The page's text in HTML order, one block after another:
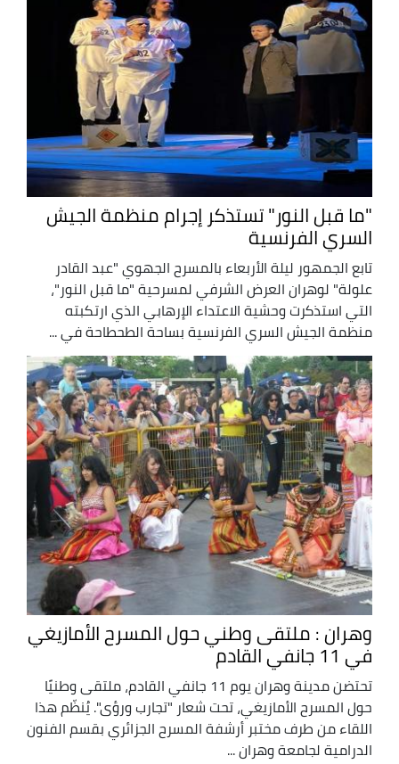
"ما قبل النور" تستذكر إجرام منظمة الجيش
السري الفرنسية
تابع الجمهور ليلة الأربعاء بالمسرح الجهوي "عبد القادر
علولة" لوهران العرض الشرفي لمسرحية "ما قبل النور"،
التي استذكرت وحشية الاعتداء الإرهابي الذي ارتكبته
منظمة الجيش السري الفرنسية بساحة الطحطاحة في ...
وهران : ملتقى وطني حول المسرح الأمازيغي
في 11 جانفي القادم
تحتضن مدينة وهران يوم 11 جانفي القادم، ملتقى وطنيًا
حول المسرح الأمازيغي، تحت شعار "تجارب ورؤى". يُنظّم هذا
اللقاء من طرف مختبر أرشفة المسرح الجزائري بقسم الفنون
الدرامية لجامعة وهران ...